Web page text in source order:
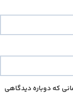
که دوباره دیدگاهی